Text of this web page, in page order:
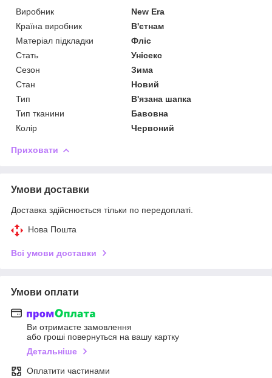
Виробник
New Era
Країна виробник
В'єтнам
Матеріал підкладки
Фліс
Стать
Унісекс
Сезон
Зима
Стан
Новий
Тип
В'язана шапка
Тип тканини
Бавовна
Колір
Червоний
Приховати
Умови доставки
Доставка здійснюється тільки по передоплаті.
Нова Пошта
Всі умови доставки
Умови оплати
Ви отримаєте замовлення
або гроші повернуться на вашу картку
Детальніше
Оплатити частинами